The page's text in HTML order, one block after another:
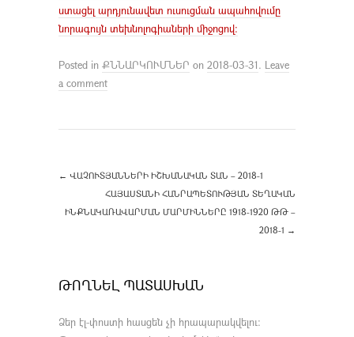
ստացել արդյունավետ ուսուցման ապահովումը
նորագույն տեխնոլոգիաների միջոցով:
Posted in ՔՆՆԱՐԿՈՒՄՆԵՐ on 2018-03-31. Leave
a comment
← ՎԱՉՈՒՏՅԱՆՆԵՐԻ ԻՇԽԱՆԱԿԱՆ ՏԱՆ – 2018-1
ՀԱՅԱՍՏԱՆԻ ՀԱՆՐԱՊԵՏՈՒԹՅԱՆ ՏԵՂԱԿԱՆ
ԻՆՔՆԱԿԱՌԱՎԱՐՄԱՆ ՄԱՐՄԻՆՆԵՐԸ 1918-1920 ԹԹ –
2018-1 →
ԹՈՂՆԵԼ ՊԱՏԱՍԽԱՆ
Ձեր էլ-փոստի հասցեն չի հրապարակվելու։